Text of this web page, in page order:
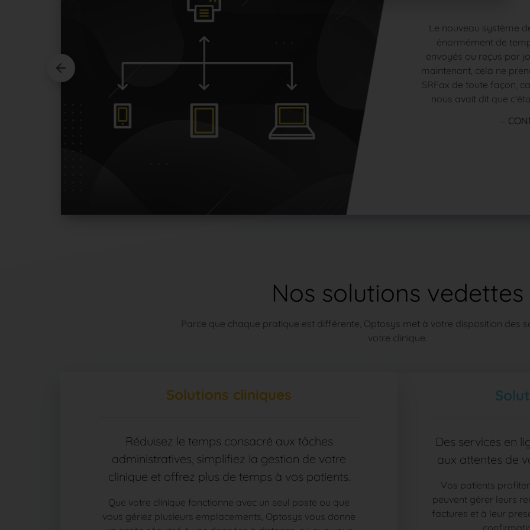
qu’on peut avoir comme propriétaire de clinique et qui nous
forfait ou à la carte, on peut vraiment personnaliser notre logiciel
par courriel ou texto. Cela permet à mon équipe de se concentrer
sur le service des clients sur place plutôt que de perdre du temps
DR. GUILLAUME LANDRY-PROULX, OPTOMÉTRISTE
Le nouveau système
énormément de
envoyés ou reçus par
maintenant, cela ne
SRFax de toute façon,
nous avait dit que
Nos solutions vedettes
Parce que chaque pratique est différente, Optosys met à votre disposition des
votre clinique.
Solutions cliniques
Réduisez le temps consacré aux tâches
administratives, simplifiez la gestion de votre
clinique et offrez plus de temps à vos patients.
Que votre clinique fonctionne avec un seul poste ou que
vous gériez plusieurs emplacements, Optosys vous donne
Des services en
aux attentes de
Vos patients
peuvent gérer leurs
factures et à leur